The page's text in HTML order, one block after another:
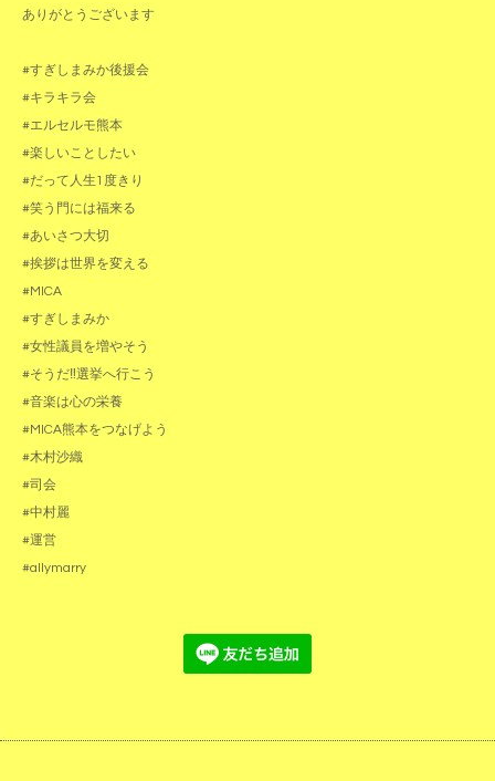
ありがとうございます
#すぎしまみか後援会
#キラキラ会
#エルセルモ熊本
#楽しいことしたい
#だって人生1度きり
#笑う門には福来る
#あいさつ大切
#挨拶は世界を変える
#MICA
#すぎしまみか
#女性議員を増やそう
#そうだ‼️選挙へ行こう
#音楽は心の栄養
#MICA熊本をつなげよう
#木村沙織
#司会
#中村麗
#運営
#allymarry